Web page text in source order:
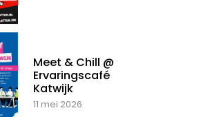
Meet & Chill @
Ervaringscafé
Katwijk
11 mei 2026